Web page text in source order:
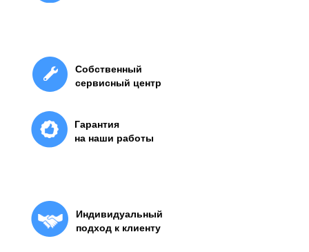
Собственный
сервисный центр
Гарантия
на наши работы
Индивидуальный
подход к клиенту